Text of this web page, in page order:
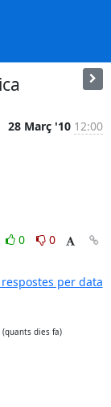
28 Març '10 12:00
0
0
per data
dies fa)